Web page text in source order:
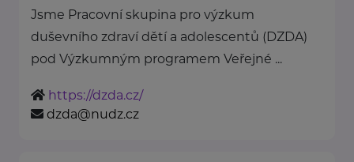
Jsme Pracovní skupina pro výzkum
duševního zdraví dětí a adolescentů (DZDA)
pod Výzkumným programem Veřejné ...
https://dzda.cz/
dzda@nudz.cz